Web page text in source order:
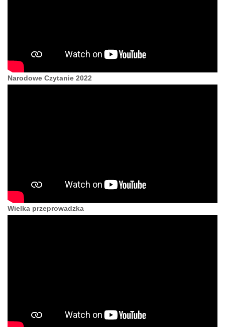
Narodowe Czytanie 2022
Wielka przeprowadzka